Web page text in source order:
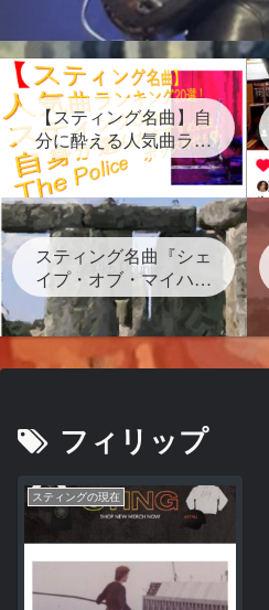
【スティング名曲】自
分に酔える人気曲ラン
キング20選！スティン
グセクシーショットが
放つ Sting自身が選ん
だ２０曲、なんと日本
語だけのタイトルソン
グが存在する？」
スティング名曲『シェ
イプ・オブ・マイハー
ト』ストーンヘンジの
岩の下書かれた曲を宇
多田ヒカルがサンプリ
ング なぜ？映画レオ
フィリップ
スティングの現在